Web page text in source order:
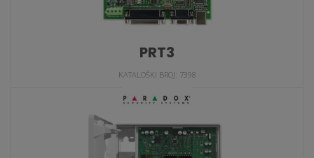
PRT3
KATALOŠKI BROJ: 7398